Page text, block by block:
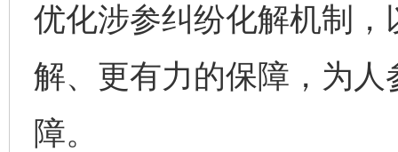
优化涉参纠纷化解机制
解、更有力的保障，为
障。